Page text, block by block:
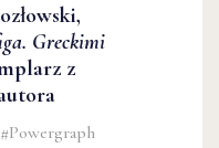
Greckimi
z
#Powergraph